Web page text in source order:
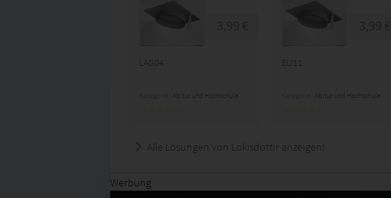
3,99 €
LAG04
Abitur und Hochschule
3,99 €
ELI11
Abitur und Hochschule
Alle Lösungen von Lokisdottir anzeigen!
Werbung